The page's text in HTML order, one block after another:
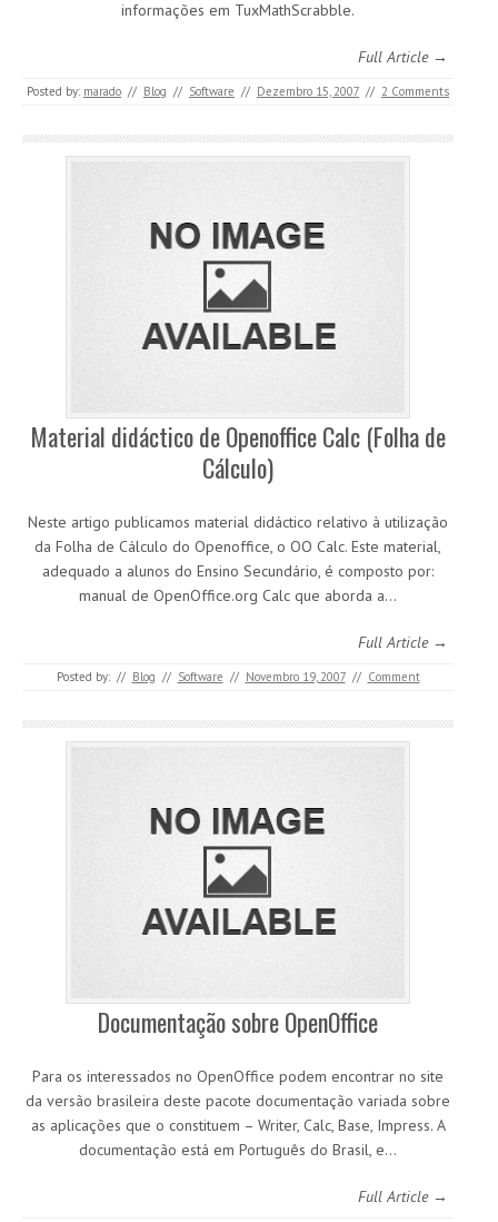
informações em TuxMathScrabble.
Full Article →
Posted by: marado // Blog // Software // Dezembro 15, 2007 // 2 Comments
Material didáctico de Openoffice Calc (Folha de
Cálculo)
Neste artigo publicamos material didáctico relativo à utilização
da Folha de Cálculo do Openoffice, o OO Calc. Este material,
adequado a alunos do Ensino Secundário, é composto por:
manual de OpenOffice.org Calc que aborda a…
Full Article →
Posted by: // Blog // Software // Novembro 19, 2007 // Comment
Documentação sobre OpenOffice
Para os interessados no OpenOffice podem encontrar no site
da versão brasileira deste pacote documentação variada sobre
as aplicações que o constituem – Writer, Calc, Base, Impress. A
documentação está em Português do Brasil, e…
Full Article →